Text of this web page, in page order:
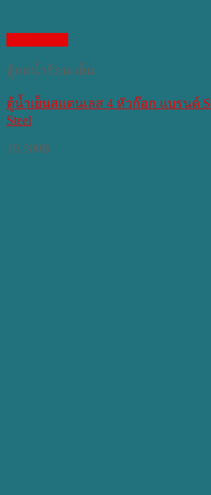
ตู้กดน้ำร้อน-เย็น
ตู้น้ำเย็นสแตนเลส 4 หัวก๊อก แบรนด์
Steel
19,500฿